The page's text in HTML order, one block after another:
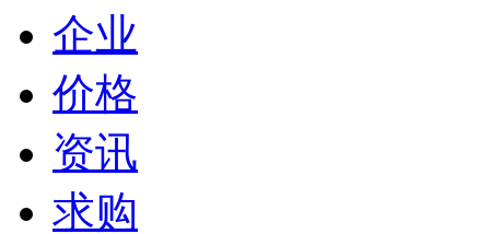
企业
价格
资讯
求购